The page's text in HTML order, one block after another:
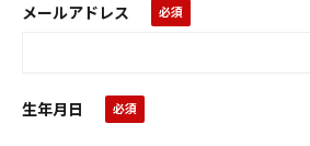
メールアドレス
生年月日